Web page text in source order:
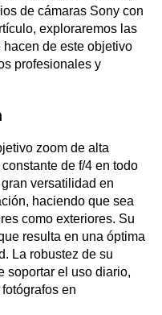
de cámaras Sony con
exploraremos las
de este objetivo
profesionales y
zoom de alta
de f/4 en todo
versatilidad en
haciendo que sea
como exteriores. Su
resulta en una óptima
La robustez de su
soportar el uso diario,
en